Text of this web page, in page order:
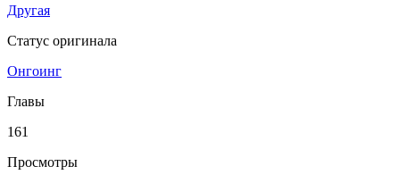
Другая
Статус оригинала
Онгоинг
Главы
161
Просмотры